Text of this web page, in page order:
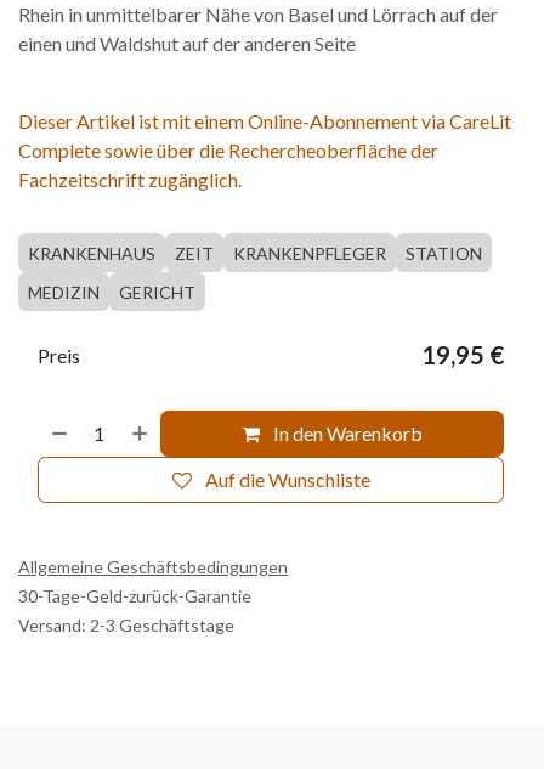
Rhein in unmittelbarer Nähe von Basel und Lörrach auf der
einen und Waldshut auf der anderen Seite
Dieser Artikel ist mit einem Online-Abonnement via CareLit
Complete sowie über die Rechercheoberfläche der
Fachzeitschrift zugänglich.
KRANKENHAUS ZEIT KRANKENPFLEGER
STATION
MEDIZIN
GERICHT
In den Warenkorb
Auf die Wunschliste
Preis 19,95 €
Allgemeine Geschäftsbedingungen
30-Tage-Geld-zurück-Garantie
Versand: 2-3 Geschäftstage